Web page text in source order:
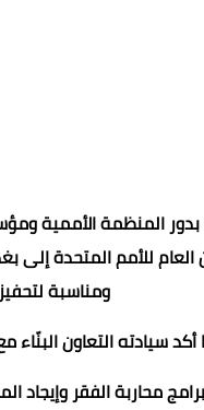
المنظمة الأممية
العام للأمم المتحدة
ومناسبة
سيادته التعاون
محاربة الفقر وإيجاد